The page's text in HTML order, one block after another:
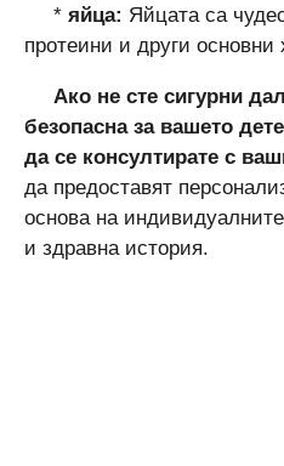
* яйца: Яйцата са
протеини и други
Ако не сте сигурни
безопасна за вашето
да се консултирате с
да предоставят
основа на
и здравна история.